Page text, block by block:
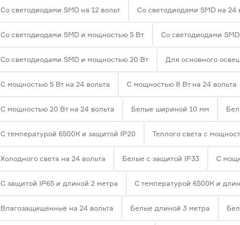
Со светодиодами SMD на 12 вольт Со светодиодами SMD на 24
Со светодиодами SMD и мощностью 5 Вт Со светодиодами
Со светодиодами SMD и мощностью 20 Вт Для основного
С мощностью 5 Вт на 24 вольта С мощностью 8 Вт на 24 вольта
С мощностью 20 Вт на 24 вольта Белые шириной 10 мм
С температурой 6500К и защитой IP20 Теплого света с
Холодного света на 24 вольта Белые с защитой IP33 С
С защитой IP65 и длиной 2 метра С температурой 6500К и
Влагозащищенные на 24 вольта Белые длиной 3 метра